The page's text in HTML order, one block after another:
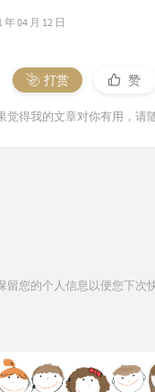
04 月 12 日
打赏 赞
觉得我的文章对你有用，请
留您的个人信息以便您下次